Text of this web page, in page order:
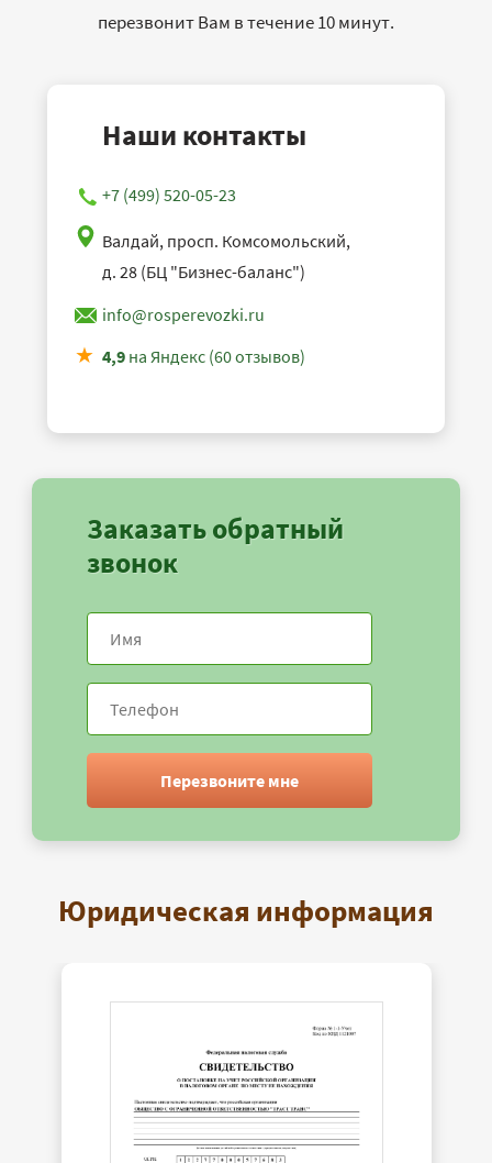
перезвонит Вам в течение 10 минут.
Наши контакты
+7 (499) 520-05-23
Валдай, просп. Комсомольский,
д. 28 (БЦ "Бизнес-баланс")
info@rosperevozki.ru
4,9 на Яндекс (60 отзывов)
Заказать обратный
звонок
Перезвоните мне
Юридическая информация